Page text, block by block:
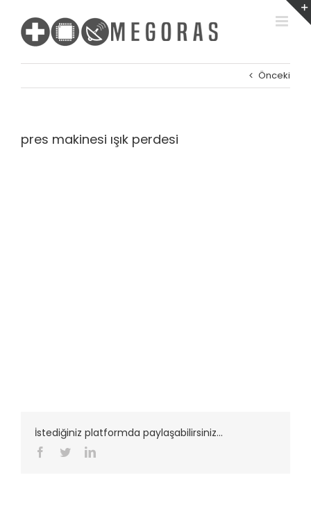
content
Önceki
pres makinesi ışık perdesi
İstediğiniz platformda paylaşabilirsiniz...
Facebook
TwitterLinkedIn